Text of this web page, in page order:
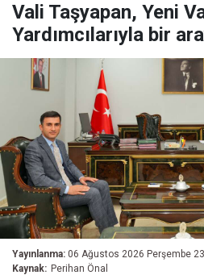
Vali Taşyapan, Yeni
Yardımcılarıyla bir
Yayınlanma: 06 Ağustos 2026 Perşembe
Kaynak: Perihan Önal